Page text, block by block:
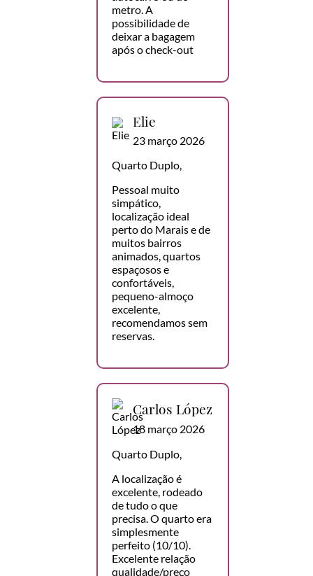
metro. A
possibilidade de
deixar a bagagem
após o check-out
Elie
23 março 2026
Quarto Duplo,
Pessoal muito
simpático,
localização ideal
perto do Marais e de
muitos bairros
animados, quartos
espaçosos e
confortáveis,
pequeno-almoço
excelente,
recomendamos sem
reservas.
Carlos López
18 março 2026
Quarto Duplo,
A localização é
excelente, rodeado
de tudo o que
precisa. O quarto era
simplesmente
perfeito (10/10).
Excelente relação
qualidade/preço